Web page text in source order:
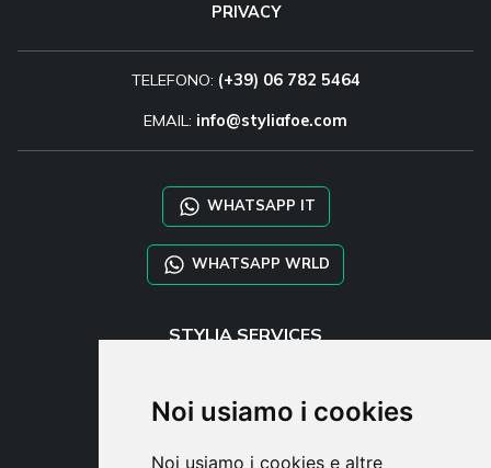
Noi usiamo i cookies
Noi usiamo i cookies e altre
PRIVACY
TELEFONO: (+39) 06 782 5464
EMAIL: info@styliafoe.com
WHATSAPP IT
WHATSAPP WRLD
STYLIA SERVICES
TAYLOR MADE ORDERS
DROPSHIPPING